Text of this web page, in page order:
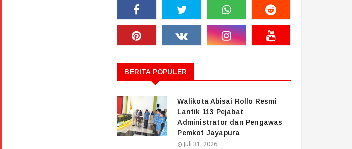
BERITA POPULER
Walikota Abisai Rollo Resmi
Lantik 113 Pejabat
Administrator dan Pengawas
Pemkot Jayapura
Juli 31, 2026